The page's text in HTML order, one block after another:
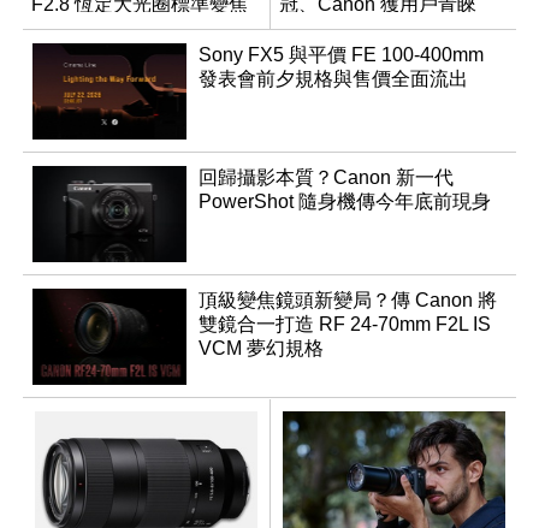
鏡
Sony FX5 與平價 FE 100-400mm
發表會前夕規格與售價全面流出
回歸攝影本質？Canon 新一代
PowerShot 隨身機傳今年底前現身
頂級變焦鏡頭新變局？傳 Canon 將
雙鏡合一打造 RF 24-70mm F2L IS
VCM 夢幻規格